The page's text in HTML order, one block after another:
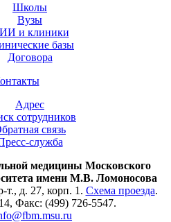
Школы
Вузы
и клиники
базы
Договора
Адрес
сотрудников
связь
служба
медицины Московского
имени М.В. Ломоносова
т., д. 27, корп. 1. Схема проезда.
Факс: (499) 726-5547.